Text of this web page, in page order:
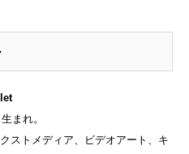
まれ。
ストメディア、ビデオアート、キ